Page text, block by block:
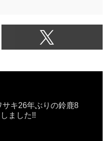
サキ26年ぶりの鈴鹿8
ました!!